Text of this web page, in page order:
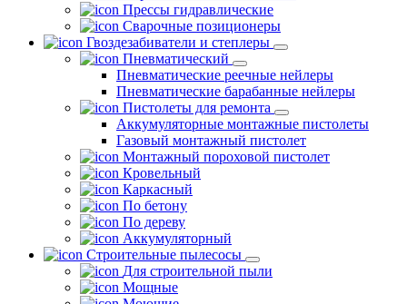
Прессы гидравлические
Сварочные позиционеры
Гвоздезабиватели и степлеры
Пневматический
Пневматические реечные нейлеры
Пневматические барабанные нейлеры
Пистолеты для ремонта
Аккумуляторные монтажные пистолеты
Газовый монтажный пистолет
Монтажный пороховой пистолет
Кровельный
Каркасный
По бетону
По дереву
Аккумуляторный
Строительные пылесосы
Для строительной пыли
Мощные